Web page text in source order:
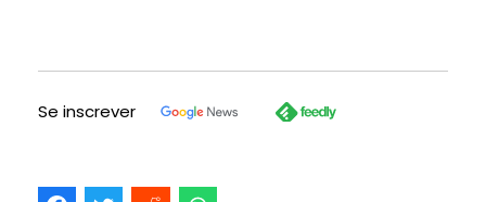
Se inscrever